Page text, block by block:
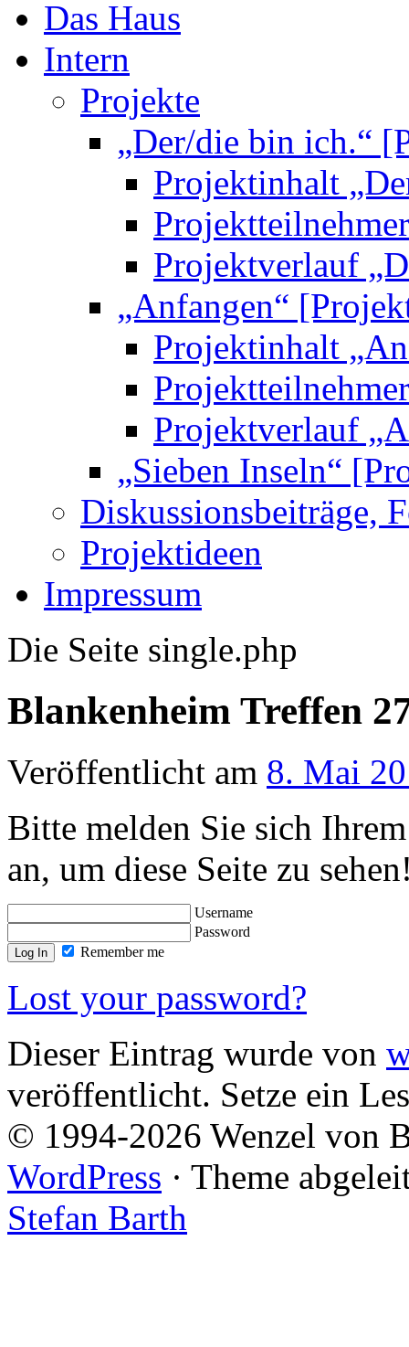
Das Haus
Intern
Projekte
„Der/die bin ich.“
Projektinhalt
Projektverlauf
„Anfangen“
Projektinhalt
Projektverlauf
„Sieben Inseln“
Diskussionsbeiträge,
Projektideen
Impressum
Die Seite single.php
Blankenheim Treffen
Veröffentlicht am 8. Mai
Bitte melden Sie sich
an, um diese Seite zu
Username
Password
Remember me
Lost your password?
Dieser Eintrag wurde von
veröffentlicht. Setze ein
© 1994-2026 Wenzel von
WordPress · Theme
Stefan Barth